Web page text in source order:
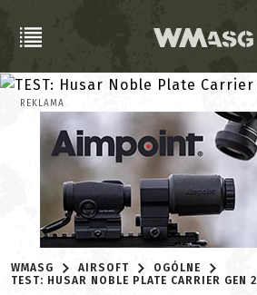
REKLAMA
WMASG AIRSOFT
OGÓLNE
TEST: HUSAR NOBLE PLATE CARRIER GEN 2